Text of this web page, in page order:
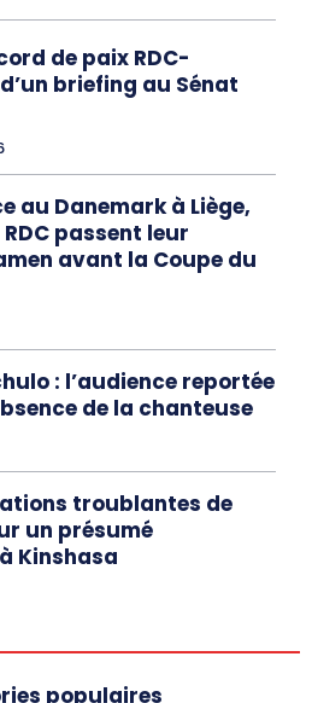
de paix RDC-
briefing au Sénat
au Danemark à Liège,
passent leur
avant la Coupe du
: l’audience reportée
de la chanteuse
troublantes de
un présumé
Kinshasa
populaires